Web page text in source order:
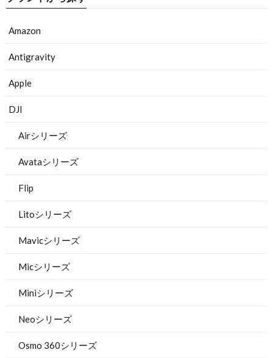
Amazon
Antigravity
Apple
DJI
Airシリーズ
Avataシリーズ
Flip
Litoシリーズ
Mavicシリーズ
Micシリーズ
Miniシリーズ
Neoシリーズ
Osmo 360シリーズ